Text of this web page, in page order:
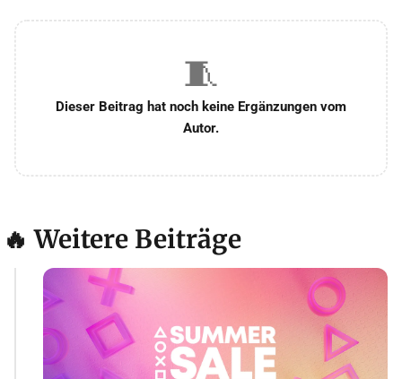
🧵
Dieser Beitrag hat noch keine Ergänzungen vom
Autor.
🔥 Weitere Beiträge